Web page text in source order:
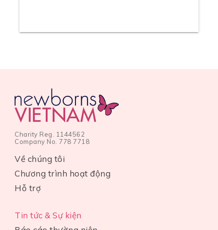
Charity Reg. 1144562
Company No. 778 7718
Về chúng tôi
Chương trình hoạt động
Hỗ trợ
Tin tức & Sự kiện